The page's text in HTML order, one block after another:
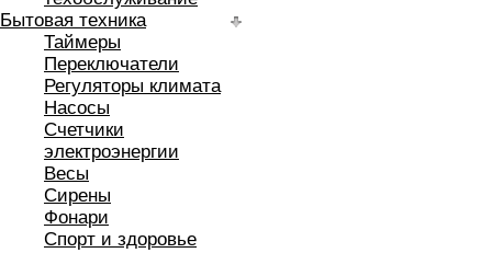
Бытовая техника
Таймеры
Переключатели
Регуляторы климата
Насосы
Счетчики
электроэнергии
Весы
Сирены
Фонари
Спорт и здоровье